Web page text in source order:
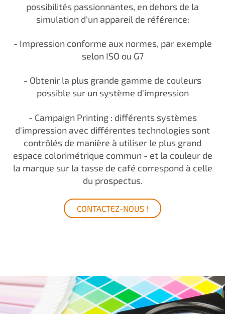
possibilités passionnantes, en dehors de la
simulation d'un appareil de référence:
- Impression conforme aux normes, par exemple
selon ISO ou G7
- Obtenir la plus grande gamme de couleurs
possible sur un système d'impression
- Campaign Printing : différents systèmes
d'impression avec différentes technologies sont
contrôlés de manière à utiliser le plus grand
espace colorimétrique commun - et la couleur de
la marque sur la tasse de café correspond à celle
du prospectus.
CONTACTEZ-NOUS !